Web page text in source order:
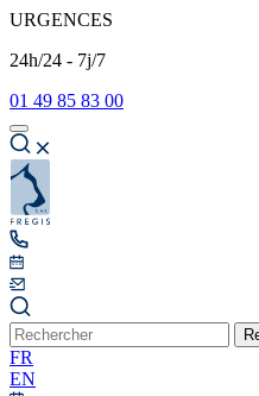
URGENCES
24h/24 - 7j/7
01 49 85 83 00
FR
EN